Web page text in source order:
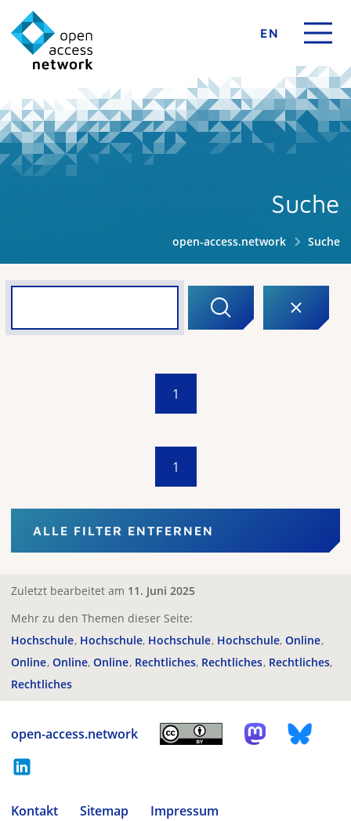
EN
Suche
open-access.network Suche
1
1
ALLE FILTER ENTFERNEN
Zuletzt bearbeitet am 11. Juni 2025
Mehr zu den Themen dieser Seite:
Hochschule Hochschule Hochschule Hochschule Online
Online Online Online Rechtliches Rechtliches Rechtliches
Rechtliches
open-access.network
Kontakt Sitemap
Impressum